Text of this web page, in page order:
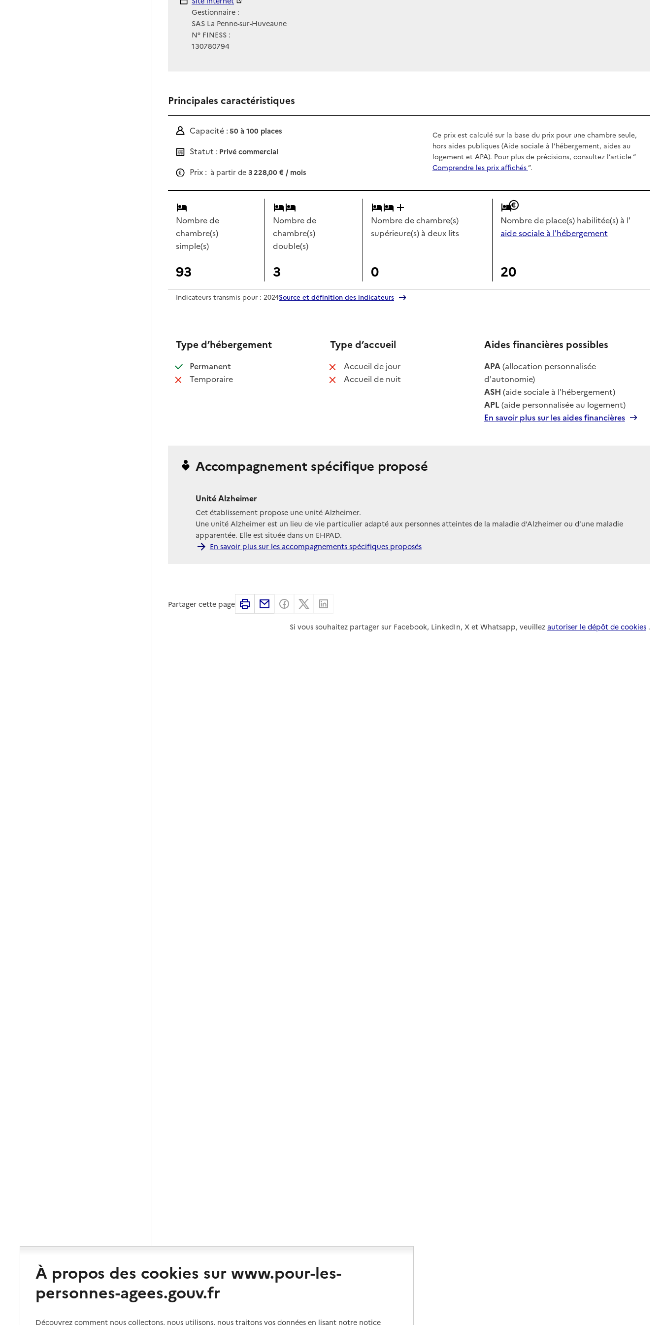
Gestionnaire :
SAS La Penne-sur-Huveaune
N° FINESS :
130780794
Principales caractéristiques
Capacité : 50 à 100 places
Statut : Privé commercial
Prix : à partir de 3 228,00 € / mois
Ce prix est calculé sur la base du prix pour une chambre seule,
hors aides publiques (Aide sociale à l’hébergement, aides au
logement et APA). Pour plus de précisions, consultez l’article “
Comprendre les prix affichés”.
Nombre de
chambre(s)
simple(s)
93
Nombre de
chambre(s)
double(s)
3
Nombre de chambre(s)
supérieure(s) à deux lits
0
Nombre de place(s) habilitée(s) à l'
aide sociale à l'hébergement
20
Indicateurs transmis pour : 2024Source et définition des indicateurs
Type d’hébergement
Permanent: disponible
Temporaire: non disponible
Type d’accueil
Accueil de jour: non disponible
Accueil de nuit: non disponible
Aides financières possibles
APA(allocation personnalisée
d'autonomie)
ASH (aide sociale à l'hébergement)
APL(aide personnalisée au logement)
En savoir plus sur les aides financières
Accompagnement spécifique proposé
Unité Alzheimer
Cet établissement propose une unité Alzheimer.
Une unité Alzheimer est un lieu de vie particulier adapté aux personnes atteintes de la maladie d’Alzheimer ou d’une maladie
apparentée. Elle est située dans un EHPAD.
En savoir plus sur les accompagnements spécifiques proposés
Partager cette page ImprimerPartager par email
Partager sur Facebook
Partager sur X
Si vous souhaitez partager sur Facebook, LinkedIn, X et Whatsapp, veuillez autoriser le dépôt de cookies .
À propos des cookies sur www.pour-les-
personnes-agees.gouv.fr
Découvrez comment nous collectons, nous utilisons, nous traitons vos données en lisant notre notice